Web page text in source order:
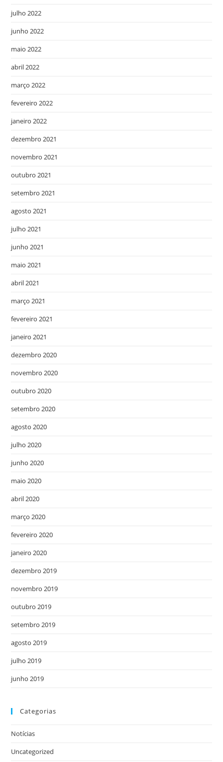
julho 2022
junho 2022
maio 2022
abril 2022
março 2022
fevereiro 2022
janeiro 2022
dezembro 2021
novembro 2021
outubro 2021
setembro 2021
agosto 2021
julho 2021
junho 2021
maio 2021
abril 2021
março 2021
fevereiro 2021
janeiro 2021
dezembro 2020
novembro 2020
outubro 2020
setembro 2020
agosto 2020
julho 2020
junho 2020
maio 2020
abril 2020
março 2020
fevereiro 2020
janeiro 2020
dezembro 2019
novembro 2019
outubro 2019
setembro 2019
agosto 2019
julho 2019
junho 2019
Categorias
Notícias
Uncategorized